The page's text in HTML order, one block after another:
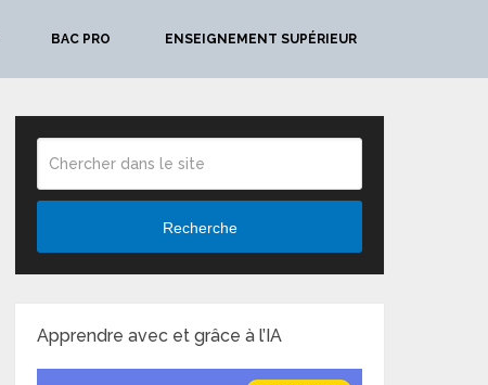
BAC PRO ENSEIGNEMENT SUPÉRIEUR
Recherche
Apprendre avec et grâce à l’IA